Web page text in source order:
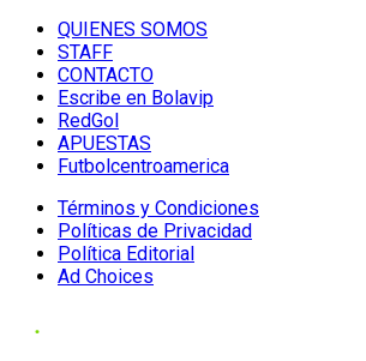
QUIENES SOMOS
STAFF
CONTACTO
Escribe en Bolavip
RedGol
APUESTAS
Futbolcentroamerica
Términos y Condiciones
Políticas de Privacidad
Política Editorial
Ad Choices